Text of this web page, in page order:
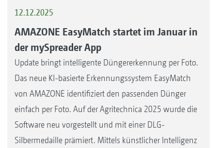
12.12.2025
AMAZONE EasyMatch startet im Januar in
der mySpreader App
Update bringt intelligente Düngererkennung per Foto.
Das neue KI-basierte Erkennungssystem EasyMatch
von AMAZONE identifiziert den passenden Dünger
einfach per Foto. Auf der Agritechnica 2025 wurde die
Software neu vorgestellt und mit einer DLG-
Silbermedaille prämiert. Mittels künstlicher Intelligenz